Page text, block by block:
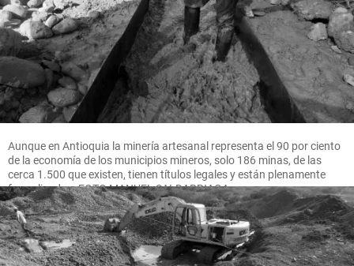
Aunque en Antioquia la minería artesanal representa el 90 por ciento
de la economía de los municipios mineros, solo 186 minas, de las
cerca 1.500 que existen, tienen títulos legales y están plenamente
formalizadas. FOTO MANUEL SALDARRIAGA